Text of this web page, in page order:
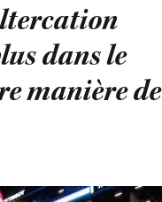
dans le
manière de